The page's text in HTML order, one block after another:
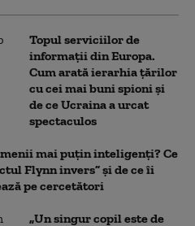
Topul serviciilor de
informații din Europa.
Cum arată ierarhia țărilor
cu cei mai buni spioni și
de ce Ucraina a urcat
spectaculos
mai puțin inteligenți? Ce
Flynn invers” și de ce îi
pe cercetători
„Un singur copil este de